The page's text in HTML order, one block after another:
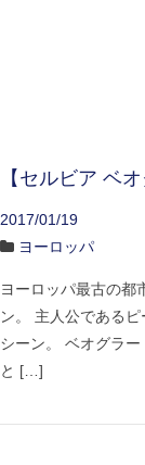
【セルビア ベ
2017/01/19
ヨーロッパ
ヨーロッパ最古の都
ン。 主人公である
シーン。 ベオグラ
と […]